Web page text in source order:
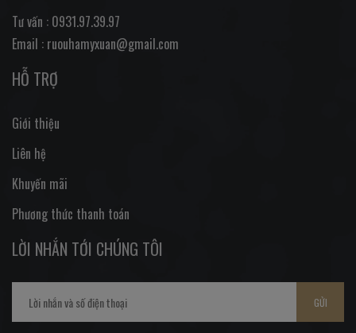
Tư vấn : 0931.97.39.97
Email : ruouhamyxuan@gmail.com
HỖ TRỢ
Giới thiệu
Liên hệ
Khuyến mãi
Phương thức thanh toán
LỜI NHẮN TỚI CHÚNG TÔI
GỬI